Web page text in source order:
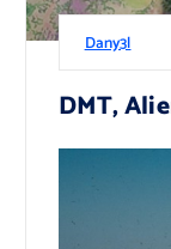
Dany3l
DMT,